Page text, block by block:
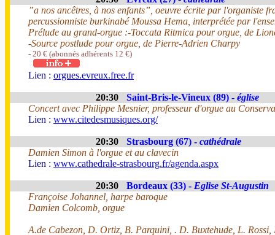
”a nos ancêtres, à nos enfants”, oeuvre écrite par l'organiste
percussionniste burkinabé Moussa Hema, interprétée par
Prélude au grand-orgue :-Toccata Ritmica pour orgue, de
-Source postlude pour orgue, de Pierre-Adrien Charpy
- 20 € (abonnés adhérents 12 €)
Lien : orgues.evreux.free.fr
20:30 Saint-Bris-le-Vineux (89) - église
Concert avec Philippe Mesnier, professeur d'orgue au
Lien : www.citedesmusiques.org/
20:30 Strasbourg (67) - cathédrale
Damien Simon à l'orgue et au clavecin
Lien : www.cathedrale-strasbourg.fr/agenda.aspx
20:30 Bordeaux (33) - Eglise St-Augustin
Françoise Johannel, harpe baroque
Damien Colcomb, orgue
A.de Cabezon, D. Ortiz, B. Parquini, . D. Buxtehude, L.